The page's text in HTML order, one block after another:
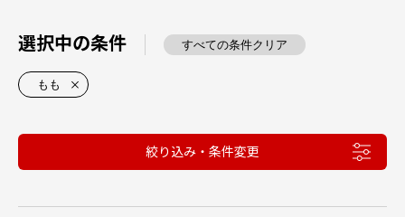
選択中の条件 すべての条件クリア
もも
絞り込み・条件変更